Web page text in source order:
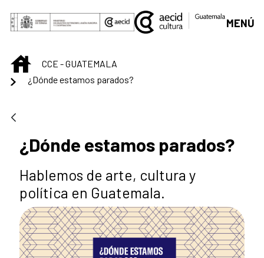
Saltar al contenido principal
MENÚ
INICIOCCE - GUATEMALA
¿Dónde estamos parados?
¿Dónde estamos parados?
Hablemos de arte, cultura y
política en Guatemala.